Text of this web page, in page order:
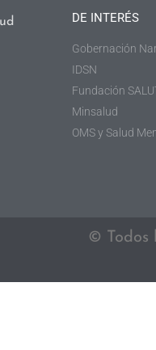
DE INTERÉS
Gobernación
IDSN
Fundación
Minsalud
OMS y Salud
© Todos